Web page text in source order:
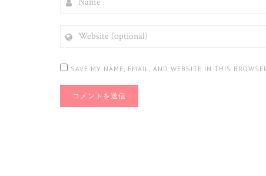
(OPTIONAL)
SAVE MY NAME, EMAIL, AND WEBSITE IN THIS